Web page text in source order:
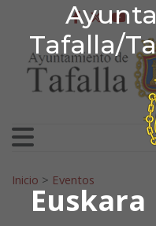
Tafalla/
Euskara
Ir al contenidofacebook
Search for:
Inicio > Eventos